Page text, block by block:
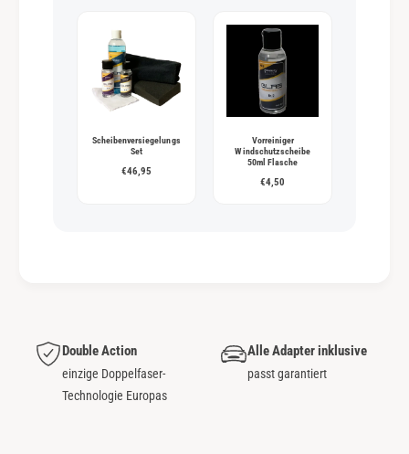
Scheibenversiegelungs
Set
€46,95
Vorreiniger
Windschutzscheibe
50ml Flasche
€4,50
Double Action
einzige Doppelfaser-
Technologie Europas
Alle Adapter inklusive
passt garantiert